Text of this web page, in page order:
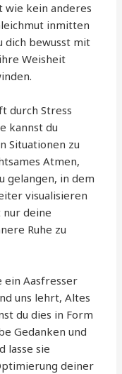
wie kein anderes
inmitten
dich bewusst mit
Weisheit
durch Stress
kannst du
Situationen zu
Atmen,
gelangen, in dem
visualisieren
nur deine
Ruhe zu
ein Aasfresser
uns lehrt, Altes
du dies in Form
Gedanken und
lasse sie
deiner